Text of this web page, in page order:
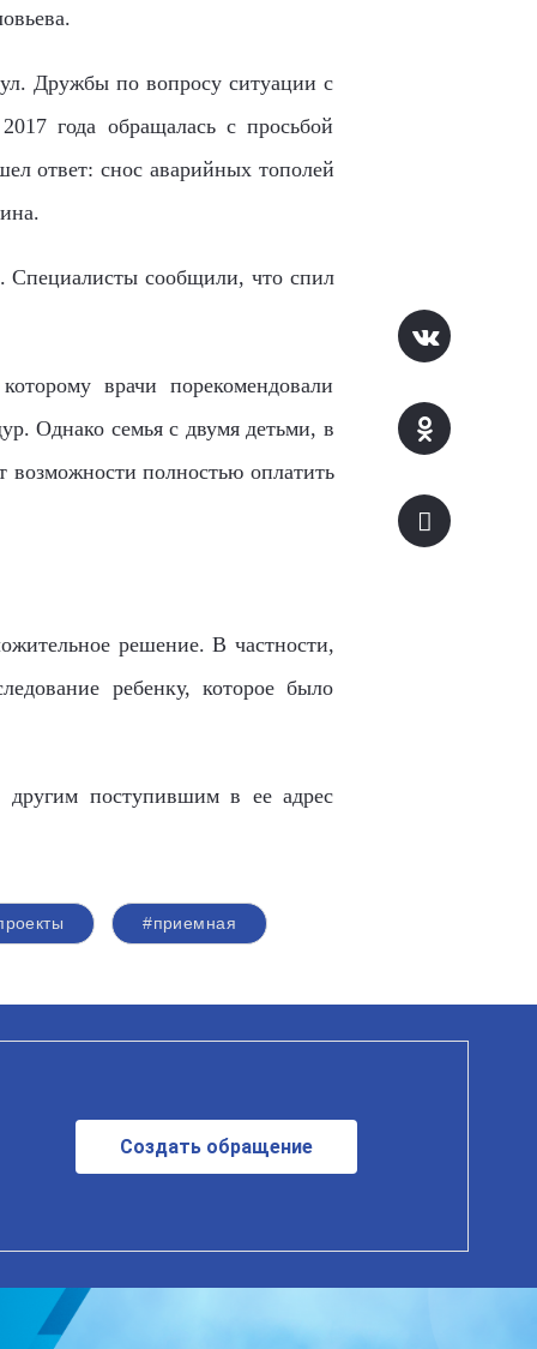
Дружбы по вопросу ситуации с
года обращалась с просьбой
ответ: снос аварийных тополей
Специалисты сообщили, что спил
врачи порекомендовали
Однако семья с двумя детьми, в
возможности полностью оплатить
решение. В частности,
ребенку, которое было
поступившим в ее адрес
#приемная
Создать обращение